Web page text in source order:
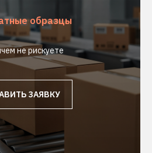
образцы
не рискуете
ЗАЯВКУ